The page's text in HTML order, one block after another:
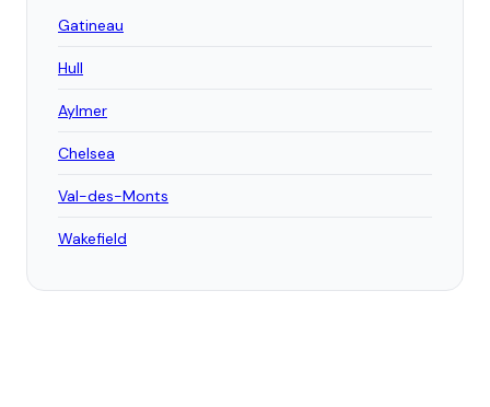
Gatineau
Hull
Aylmer
Chelsea
Val-des-Monts
Wakefield